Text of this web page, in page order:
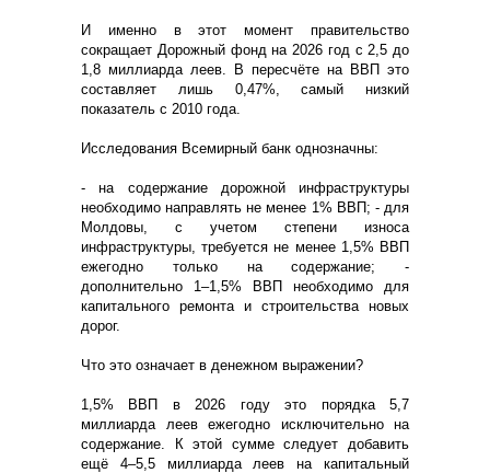
И именно в этот момент правительство
сокращает Дорожный фонд на 2026 год с 2,5 до
1,8 миллиарда леев. В пересчёте на ВВП это
составляет лишь 0,47%, самый низкий
показатель с 2010 года.
Исследования Всемирный банк однозначны:
- на содержание дорожной инфраструктуры
необходимо направлять не менее 1% ВВП; - для
Молдовы, с учетом степени износа
инфраструктуры, требуется не менее 1,5% ВВП
ежегодно только на содержание; -
дополнительно 1–1,5% ВВП необходимо для
капитального ремонта и строительства новых
дорог.
Что это означает в денежном выражении?
1,5% ВВП в 2026 году это порядка 5,7
миллиарда леев ежегодно исключительно на
содержание. К этой сумме следует добавить
ещё 4–5,5 миллиарда леев на капитальный